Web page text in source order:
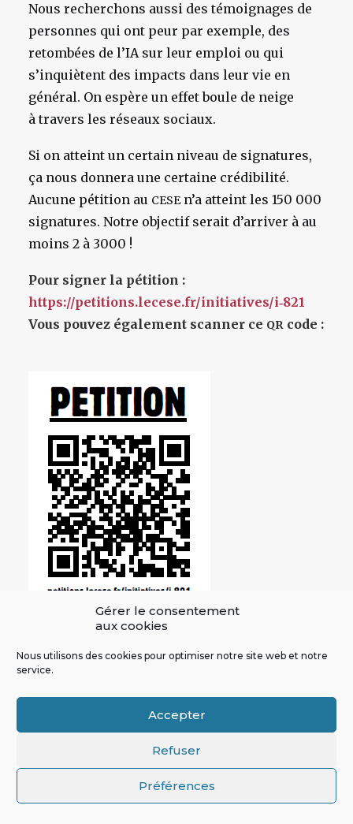
Gérer le consentement
aux cookies
Nous utilisons des cookies pour optimiser notre site web et notre
service.
Accepter
Refuser
Préférences
Nous recherchons aussi des témoignages de
personnes qui ont peur par exemple, des
retombées de l’IA sur leur emploi ou qui
s’inquiètent des impacts dans leur vie en
général. On espère un effet boule de neige
à travers les réseaux sociaux.
Si on atteint un certain niveau de signatures,
ça nous donnera une certaine crédibilité.
Aucune pétition au CESEn’a atteint les 150 000
signatures. Notre objectif serait d’arriver à au
moins 2 à 3000 !
Pour signer la pétition :
https://petitions.lecese.fr/initiatives/i‑821
Vous pouvez également scanner ce QR code :
DÉMOCRATIE INTELLIGENCE ARTIFICIELLE